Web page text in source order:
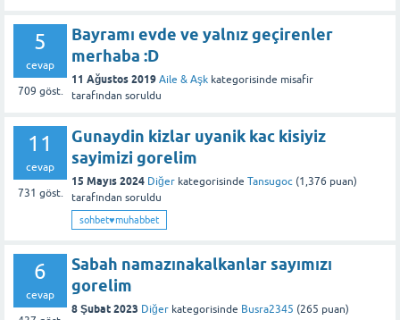
5
cevap
709 göst.
Bayramı evde ve yalnız geçirenler
merhaba :D
11 Ağustos 2019 Aile & Aşk kategorisinde misafir
tarafından soruldu
11
cevap
731 göst.
Gunaydin kizlar uyanik kac kisiyiz
sayimizi gorelim
15 Mayıs 2024 Diğer kategorisinde Tansugoc (1,376 puan)
tarafından soruldu
sohbet♥️muhabbet
6
cevap
Sabah namazınakalkanlar sayımızı
gorelim
8 Şubat 2023 Diğer kategorisinde Busra2345 (265 puan)